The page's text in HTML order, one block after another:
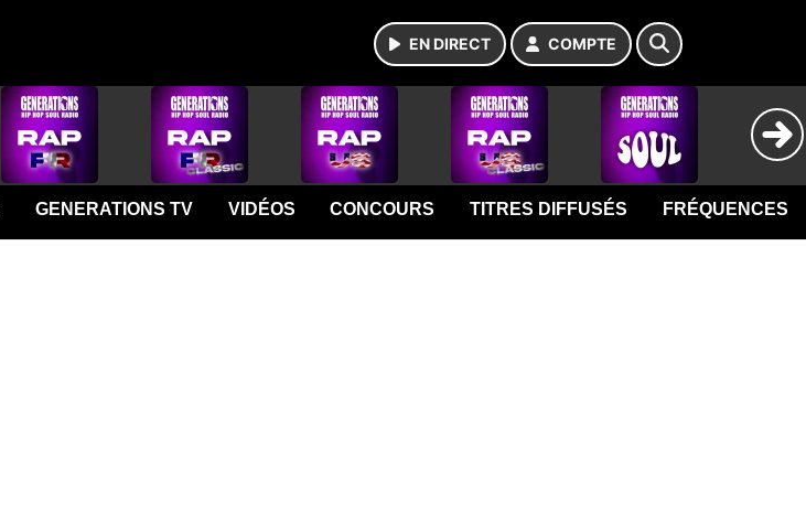
EN DIRECT COMPTE
GENERATIONS TV VIDÉOS CONCOURS TITRES DIFFUSÉS FRÉQUENCES